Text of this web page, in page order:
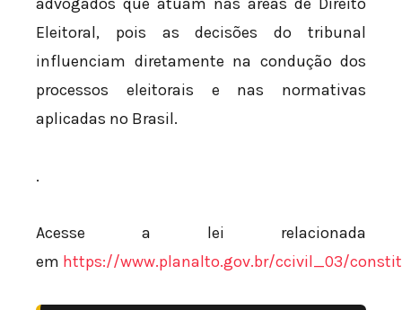
Eleitoral, pois as decisões do tribunal
influenciam diretamente na condução dos
processos eleitorais e nas normativas
aplicadas no Brasil.
.
Acesse a lei relacionada
em https://www.planalto.gov.br/ccivil_03/